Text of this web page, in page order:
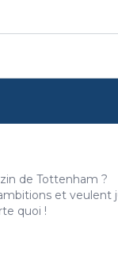
de Tottenham ?
et veulent
quoi !